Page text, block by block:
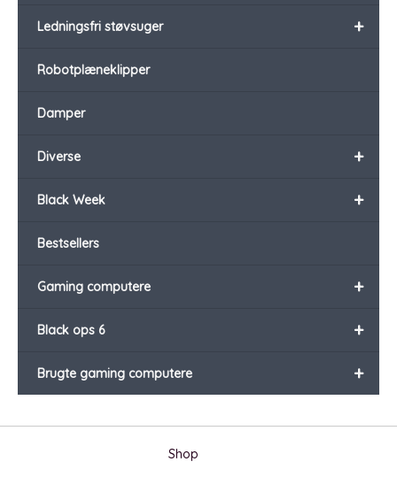
+
Ledningsfri støvsuger
Robotplæneklipper
Damper
+
Diverse
+
Black Week
Bestsellers
+
Gaming computere
+
Black ops 6
+
Brugte gaming computere
Shop